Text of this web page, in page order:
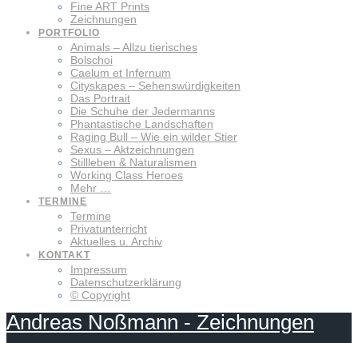
Fine ART Prints
Zeichnungen
PORTFOLIO
Animals – Allzu tierisches
Bolschoi
Caelum et Infernum
Cityskapes – Sehenswürdigkeiten
Das Portrait
Die Schuhe der Jedermanns
Phantastische Landschaften
Raging Bull – Wie ein wilder Stier
Sexus – Aktzeichnungen
Stillleben & Naturalismen
Working Class Heroes
Mehr …
TERMINE
Termine
Privatunterricht
Aktuelles u. Archiv
KONTAKT
Impressum
Datenschutzerklärung
© Copyright
Andreas Noßmann - Zeichnungen